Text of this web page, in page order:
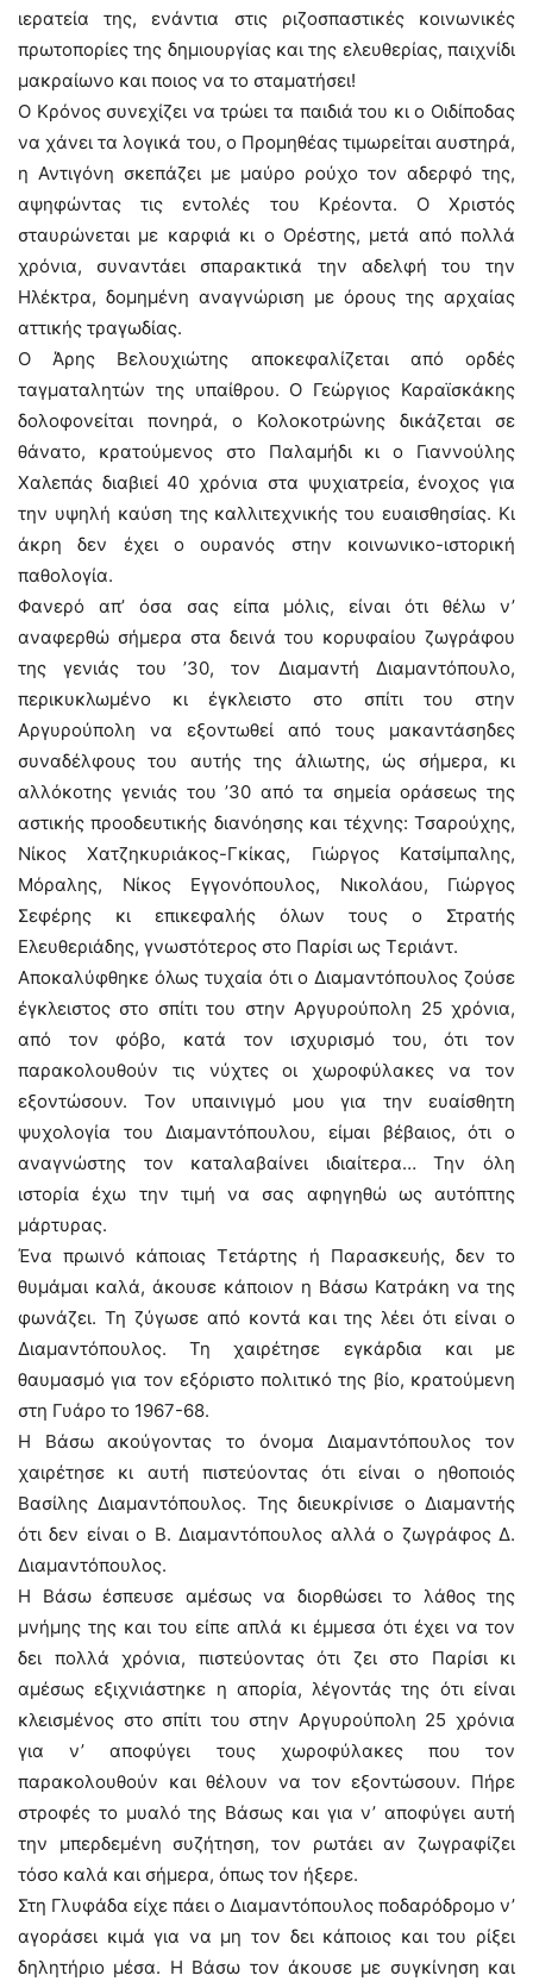
ιερατεία της, ενάντια στις ριζοσπαστικές κοινωνικές
πρωτοπορίες της δημιουργίας και της ελευθερίας, παιχνίδι
μακραίωνο και ποιος να το σταματήσει!
Ο Κρόνος συνεχίζει να τρώει τα παιδιά του κι ο Οιδίποδας
να χάνει τα λογικά του, ο Προμηθέας τιμωρείται αυστηρά,
η Αντιγόνη σκεπάζει με μαύρο ρούχο τον αδερφό της,
αψηφώντας τις εντολές του Κρέοντα. Ο Χριστός
σταυρώνεται με καρφιά κι ο Ορέστης, μετά από πολλά
χρόνια, συναντάει σπαρακτικά την αδελφή του την
Ηλέκτρα, δομημένη αναγνώριση με όρους της αρχαίας
αττικής τραγωδίας.
Ο Άρης Βελουχιώτης αποκεφαλίζεται από ορδές
ταγματαλητών της υπαίθρου. Ο Γεώργιος Καραϊσκάκης
δολοφονείται πονηρά, ο Κολοκοτρώνης δικάζεται σε
θάνατο, κρατούμενος στο Παλαμήδι κι ο Γιαννούλης
Χαλεπάς διαβιεί 40 χρόνια στα ψυχιατρεία, ένοχος για
την υψηλή καύση της καλλιτεχνικής του ευαισθησίας. Κι
άκρη δεν έχει ο ουρανός στην κοινωνικο-ιστορική
παθολογία.
Φανερό απ’ όσα σας είπα μόλις, είναι ότι θέλω ν’
αναφερθώ σήμερα στα δεινά του κορυφαίου ζωγράφου
της γενιάς του ’30, τον Διαμαντή Διαμαντόπουλο,
περικυκλωμένο κι έγκλειστο στο σπίτι του στην
Αργυρούπολη να εξοντωθεί από τους μακαντάσηδες
συναδέλφους του αυτής της άλιωτης, ώς σήμερα, κι
αλλόκοτης γενιάς του ’30 από τα σημεία οράσεως της
αστικής προοδευτικής διανόησης και τέχνης: Τσαρούχης,
Νίκος Χατζηκυριάκος-Γκίκας, Γιώργος Κατσίμπαλης,
Μόραλης, Νίκος Εγγονόπουλος, Νικολάου, Γιώργος
Σεφέρης κι επικεφαλής όλων τους ο Στρατής
Ελευθεριάδης, γνωστότερος στο Παρίσι ως Τεριάντ.
Αποκαλύφθηκε όλως τυχαία ότι ο Διαμαντόπουλος ζούσε
έγκλειστος στο σπίτι του στην Αργυρούπολη 25 χρόνια,
από τον φόβο, κατά τον ισχυρισμό του, ότι τον
παρακολουθούν τις νύχτες οι χωροφύλακες να τον
εξοντώσουν. Τον υπαινιγμό μου για την ευαίσθητη
ψυχολογία του Διαμαντόπουλου, είμαι βέβαιος, ότι ο
αναγνώστης τον καταλαβαίνει ιδιαίτερα… Την όλη
ιστορία έχω την τιμή να σας αφηγηθώ ως αυτόπτης
μάρτυρας.
Ένα πρωινό κάποιας Τετάρτης ή Παρασκευής, δεν το
θυμάμαι καλά, άκουσε κάποιον η Βάσω Κατράκη να της
φωνάζει. Τη ζύγωσε από κοντά και της λέει ότι είναι ο
Διαμαντόπουλος. Τη χαιρέτησε εγκάρδια και με
θαυμασμό για τον εξόριστο πολιτικό της βίο, κρατούμενη
στη Γυάρο το 1967-68.
Η Βάσω ακούγοντας το όνομα Διαμαντόπουλος τον
χαιρέτησε κι αυτή πιστεύοντας ότι είναι ο ηθοποιός
Βασίλης Διαμαντόπουλος. Της διευκρίνισε ο Διαμαντής
ότι δεν είναι ο Β. Διαμαντόπουλος αλλά ο ζωγράφος Δ.
Διαμαντόπουλος.
Η Βάσω έσπευσε αμέσως να διορθώσει το λάθος της
μνήμης της και του είπε απλά κι έμμεσα ότι έχει να τον
δει πολλά χρόνια, πιστεύοντας ότι ζει στο Παρίσι κι
αμέσως εξιχνιάστηκε η απορία, λέγοντάς της ότι είναι
κλεισμένος στο σπίτι του στην Αργυρούπολη 25 χρόνια
για ν’ αποφύγει τους χωροφύλακες που τον
παρακολουθούν και θέλουν να τον εξοντώσουν. Πήρε
στροφές το μυαλό της Βάσως και για ν’ αποφύγει αυτή
την μπερδεμένη συζήτηση, τον ρωτάει αν ζωγραφίζει
τόσο καλά και σήμερα, όπως τον ήξερε.
Στη Γλυφάδα είχε πάει ο Διαμαντόπουλος ποδαρόδρομο ν’
αγοράσει κιμά για να μη τον δει κάποιος και του ρίξει
δηλητήριο μέσα. Η Βάσω τον άκουσε με συγκίνηση και